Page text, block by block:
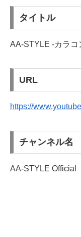
タイトル
AA-STYLE -カラコ
URL
https://
チャンネル名
AA-STYLE Official